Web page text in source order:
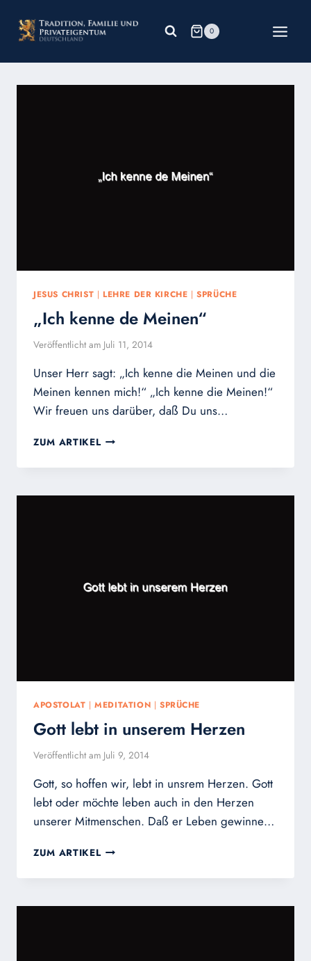
Inhalt
springen
0
JESUS CHRIST | LEHRE DER KIRCHE |SPRÜCHE
„Ich kenne de Meinen“
Veröffentlicht am Juli 11, 2014
Unser Herr sagt: „Ich kenne die Meinen und die
Meinen kennen mich!“ „Ich kenne die Meinen!“
Wir freuen uns darüber, daß Du uns…
ZUM ARTIKEL „ICH
DE
APOSTOLAT |MEDITATION | SPRÜCHE
Gott lebt in unserem Herzen
Veröffentlicht am Juli 9, 2014
Gott, so hoffen wir, lebt in unsrem Herzen. Gott
lebt oder möchte leben auch in den Herzen
unserer Mitmenschen. Daß er Leben gewinne…
ZUM ARTIKEL GOTT
IN
HERZEN